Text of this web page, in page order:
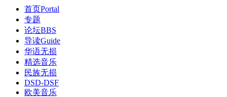
首页Portal
专题
论坛BBS
导读Guide
华语无损
精选音乐
民族无损
DSD-DSF
欧美音乐